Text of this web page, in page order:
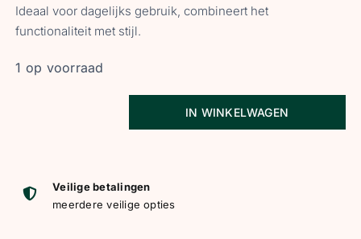
€ 69,95.
€ 34,98.
Ideaal voor dagelijks gebruik, combineert het
functionaliteit met stijl.
1 op voorraad
Zadeldekje
HVPFavourite
IN WINKELWAGEN
Veilige betalingen
meerdere veilige opties